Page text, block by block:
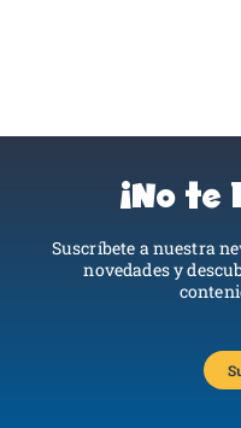
¡No
Suscríbete a nuestra
novedades y